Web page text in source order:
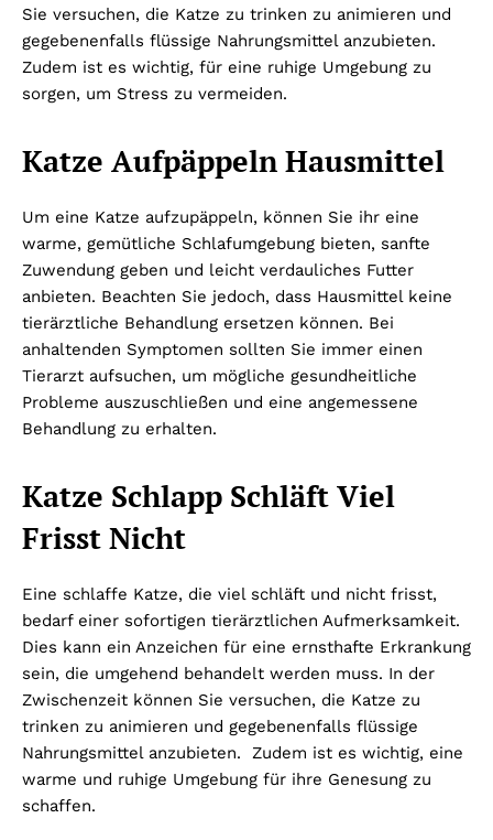
Sie versuchen, die Katze zu trinken zu animieren und
gegebenenfalls flüssige Nahrungsmittel anzubieten.
Zudem ist es wichtig, für eine ruhige Umgebung zu
sorgen, um Stress zu vermeiden.
Katze Aufpäppeln Hausmittel
Um eine Katze aufzupäppeln, können Sie ihr eine
warme, gemütliche Schlafumgebung bieten, sanfte
Zuwendung geben und leicht verdauliches Futter
anbieten. Beachten Sie jedoch, dass Hausmittel keine
tierärztliche Behandlung ersetzen können. Bei
anhaltenden Symptomen sollten Sie immer einen
Tierarzt aufsuchen, um mögliche gesundheitliche
Probleme auszuschließen und eine angemessene
Behandlung zu erhalten.
Katze Schlapp Schläft Viel
Frisst Nicht
Eine schlaffe Katze, die viel schläft und nicht frisst,
bedarf einer sofortigen tierärztlichen Aufmerksamkeit.
Dies kann ein Anzeichen für eine ernsthafte Erkrankung
sein, die umgehend behandelt werden muss. In der
Zwischenzeit können Sie versuchen, die Katze zu
trinken zu animieren und gegebenenfalls flüssige
Nahrungsmittel anzubieten. Zudem ist es wichtig, eine
warme und ruhige Umgebung für ihre Genesung zu
schaffen.